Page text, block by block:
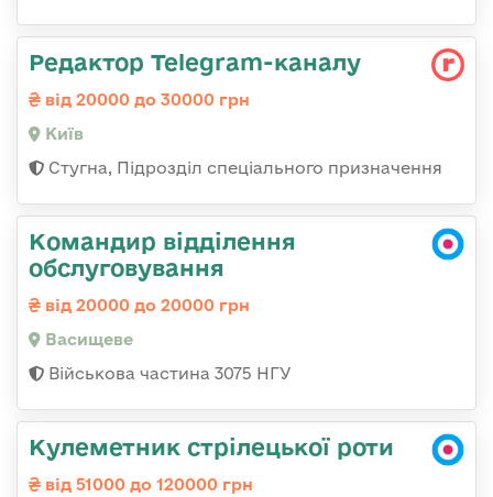
Редактор Telegram-каналу
від 20000 до 30000 грн
Київ
Стугна, Підрозділ спеціального призначення
Командир відділення
обслуговування
від 20000 до 20000 грн
Васищеве
Військова частина 3075 НГУ
Кулеметник стрілецької роти
від 51000 до 120000 грн